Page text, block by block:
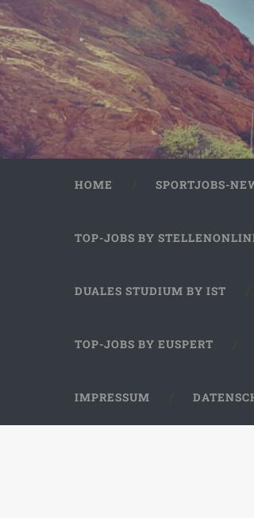
HOME SPORTJOBS-
TOP-JOBS BY
DUALES STUDIUM BY IST
TOP-JOBS BY EUSPERT
IMPRESSUM